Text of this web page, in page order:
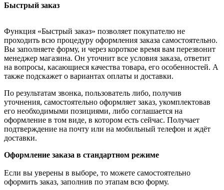
Быстрый заказ
Функция «Быстрый заказ» позволяет покупателю не
проходить всю процедуру оформления заказа самостоятельно.
Вы заполняете форму, и через короткое время вам перезвонит
менеджер магазина. Он уточнит все условия заказа, ответит
на вопросы, касающиеся качества товара, его особенностей. А
также подскажет о вариантах оплаты и доставки.
По результатам звонка, пользователь либо, получив
уточнения, самостоятельно оформляет заказ, укомплектовав
его необходимыми позициями, либо соглашается на
оформление в том виде, в котором есть сейчас. Получает
подтверждение на почту или на мобильный телефон и ждёт
доставки.
Оформление заказа в стандартном режиме
Если вы уверены в выборе, то можете самостоятельно
оформить заказ, заполнив по этапам всю форму.